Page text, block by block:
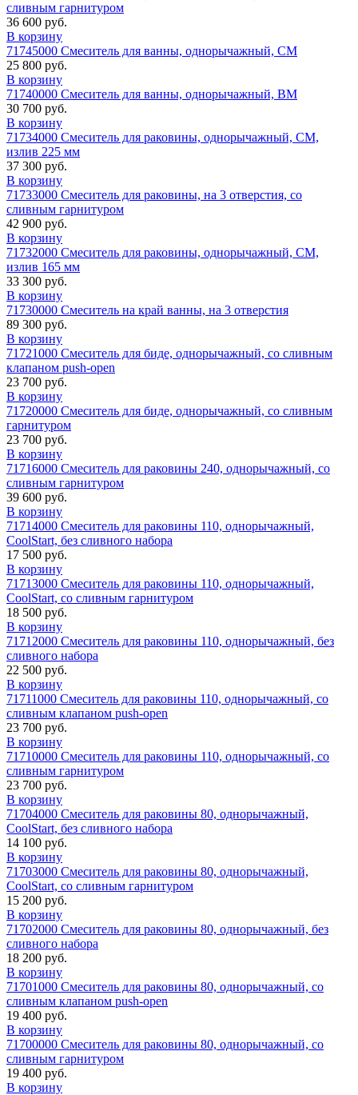
сливным гарнитуром
36 600 руб.
В корзину
71745000 Смеситель для ванны, однорычажный, СМ
25 800 руб.
В корзину
71740000 Смеситель для ванны, однорычажный, ВМ
30 700 руб.
В корзину
71734000 Смеситель для раковины, однорычажный, СМ,
излив 225 мм
37 300 руб.
В корзину
71733000 Смеситель для раковины, на 3 отверстия, со
сливным гарнитуром
42 900 руб.
В корзину
71732000 Смеситель для раковины, однорычажный, СМ,
излив 165 мм
33 300 руб.
В корзину
71730000 Смеситель на край ванны, на 3 отверстия
89 300 руб.
В корзину
71721000 Смеситель для биде, однорычажный, со сливным
клапаном push-open
23 700 руб.
В корзину
71720000 Смеситель для биде, однорычажный, со сливным
гарнитуром
23 700 руб.
В корзину
71716000 Смеситель для раковины 240, однорычажный, со
сливным гарнитуром
39 600 руб.
В корзину
71714000 Смеситель для раковины 110, однорычажный,
CoolStart, без сливного набора
17 500 руб.
В корзину
71713000 Смеситель для раковины 110, однорычажный,
CoolStart, со сливным гарнитуром
18 500 руб.
В корзину
71712000 Смеситель для раковины 110, однорычажный, без
сливного набора
22 500 руб.
В корзину
71711000 Смеситель для раковины 110, однорычажный, со
сливным клапаном push-open
23 700 руб.
В корзину
71710000 Смеситель для раковины 110, однорычажный, со
сливным гарнитуром
23 700 руб.
В корзину
71704000 Смеситель для раковины 80, однорычажный,
CoolStart, без сливного набора
14 100 руб.
В корзину
71703000 Смеситель для раковины 80, однорычажный,
CoolStart, со сливным гарнитуром
15 200 руб.
В корзину
71702000 Смеситель для раковины 80, однорычажный, без
сливного набора
18 200 руб.
В корзину
71701000 Смеситель для раковины 80, однорычажный, со
сливным клапаном push-open
19 400 руб.
В корзину
71700000 Смеситель для раковины 80, однорычажный, со
сливным гарнитуром
19 400 руб.
В корзину